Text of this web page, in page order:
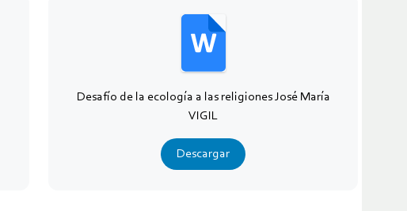
Desafío de la ecología a las religiones José María
VIGIL
Descargar